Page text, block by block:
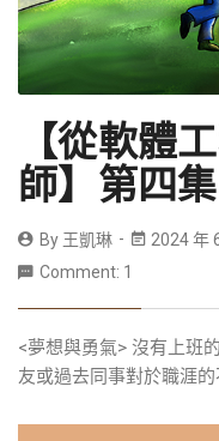
【從軟體
師】第四集
By 王凱琳 2024 年
Comment: 1
<夢想與勇氣> 沒有上班
友或過去同事對於職涯的